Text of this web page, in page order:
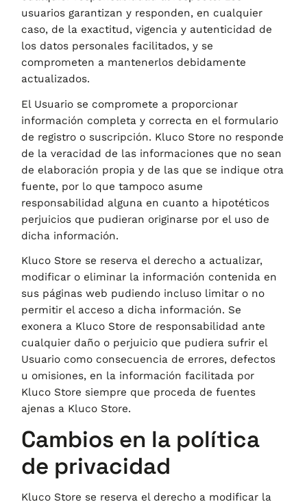
usuarios garantizan y responden, en cualquier
caso, de la exactitud, vigencia y autenticidad de
los datos personales facilitados, y se
comprometen a mantenerlos debidamente
actualizados.
El Usuario se compromete a proporcionar
información completa y correcta en el formulario
de registro o suscripción. Kluco Store no responde
de la veracidad de las informaciones que no sean
de elaboración propia y de las que se indique otra
fuente, por lo que tampoco asume
responsabilidad alguna en cuanto a hipotéticos
perjuicios que pudieran originarse por el uso de
dicha información.
Kluco Store se reserva el derecho a actualizar,
modificar o eliminar la información contenida en
sus páginas web pudiendo incluso limitar o no
permitir el acceso a dicha información. Se
exonera a Kluco Store de responsabilidad ante
cualquier daño o perjuicio que pudiera sufrir el
Usuario como consecuencia de errores, defectos
u omisiones, en la información facilitada por
Kluco Store siempre que proceda de fuentes
ajenas a Kluco Store.
Cambios en la política
de privacidad
Kluco Store se reserva el derecho a modificar la